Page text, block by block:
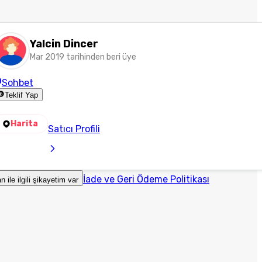
Yalcin Dincer
Mar 2019 tarihinden beri üye
Sohbet
Teklif Yap
Harita Satıcı Profili
ile ilgili şikayetim var İade ve Geri Ödeme Politikası